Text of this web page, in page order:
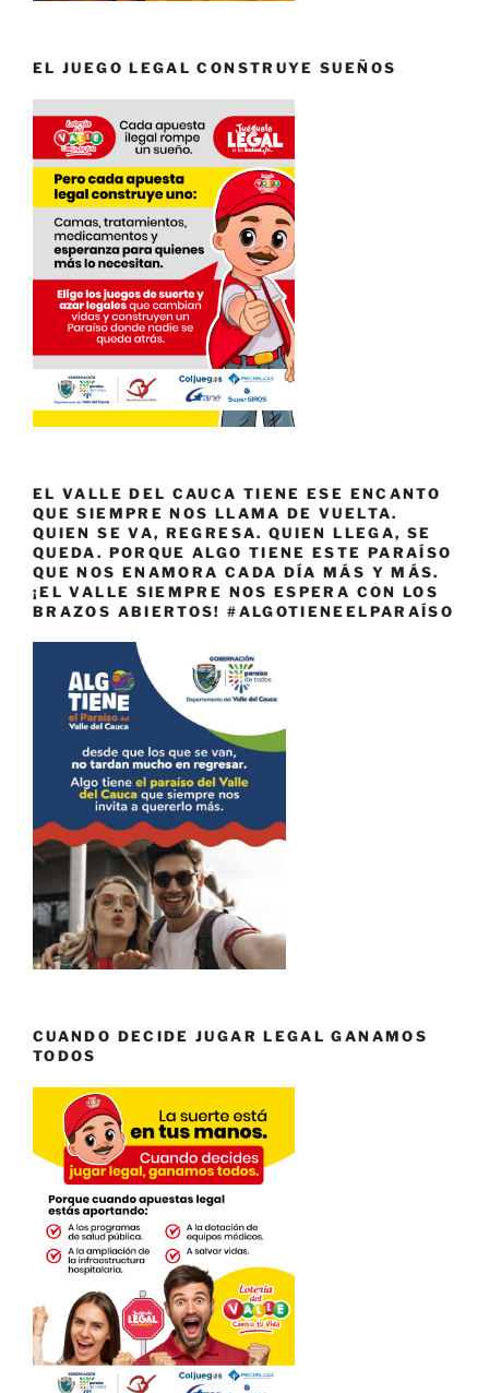
EL JUEGO LEGAL CONSTRUYE SUEÑOS
EL VALLE DEL CAUCA TIENE ESE ENCANTO
QUE SIEMPRE NOS LLAMA DE VUELTA.
QUIEN SE VA, REGRESA. QUIEN LLEGA, SE
QUEDA. PORQUE ALGO TIENE ESTE PARAÍSO
QUE NOS ENAMORA CADA DÍA MÁS Y MÁS.
¡EL VALLE SIEMPRE NOS ESPERA CON LOS
BRAZOS ABIERTOS! #ALGOTIENEELPARAÍSO
CUANDO DECIDE JUGAR LEGAL GANAMOS
TODOS